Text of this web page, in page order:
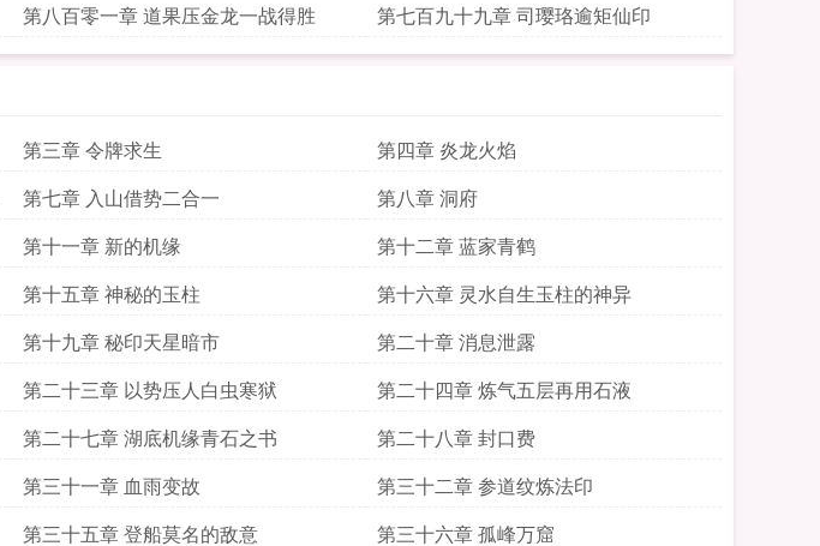
第八百零一章 道果压金龙一战得胜 第七百九十九章 司璎珞逾矩仙印
第三章 令牌求生
第四章 炎龙火焰
第七章 入山借势二合一
第八章 洞府
第十一章 新的机缘
第十二章 蓝家青鹤
第十五章 神秘的玉柱
第十六章 灵水自生玉柱的神异
第十九章 秘印天星暗市
第二十章 消息泄露
第二十三章 以势压人白虫寒狱
第二十四章 炼气五层再用石液
第二十七章 湖底机缘青石之书
第二十八章 封口费
第三十一章 血雨变故
第三十二章 参道纹炼法印
第三十五章 登船莫名的敌意
第三十六章 孤峰万窟